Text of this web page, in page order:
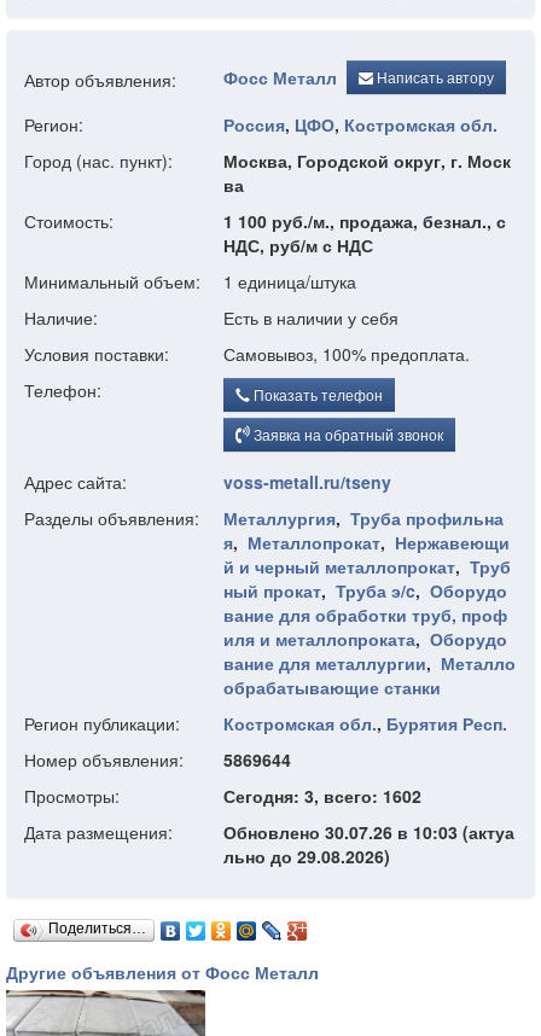
Автор объявления: Фосс Металл Написать автору
Регион: Россия, ЦФО, Костромская обл.
Город (нас. пункт):
Москва, Городской округ, г. Моск
ва
Стоимость:
1 100 руб./м., продажа, безнал., с
НДС, руб/м с НДС
Минимальный объем:
1 единица/штука
Наличие:
Есть в наличии у себя
Условия поставки:
Самовывоз, 100% предоплата.
Телефон:
Показать телефон
Заявка на обратный звонок
Адрес сайта:
voss-metall.ru/tseny
Разделы объявления:
Металлургия, Труба профильна
я, Металлопрокат, Нержавеющи
й и черный металлопрокат, Труб
ный прокат, Труба э/c, Оборудо
вание для обработки труб, проф
иля и металлопроката, Оборудо
вание для металлургии, Металло
обрабатывающие станки
Регион публикации:
Костромская обл., Бурятия Респ.
Номер объявления:
5869644
Просмотры:
Сегодня: 3, всего: 1602
Дата размещения:
Обновлено 30.07.26 в 10:03 (актуа
льно до 29.08.2026)
Поделиться…
Другие объявления от Фосс Металл